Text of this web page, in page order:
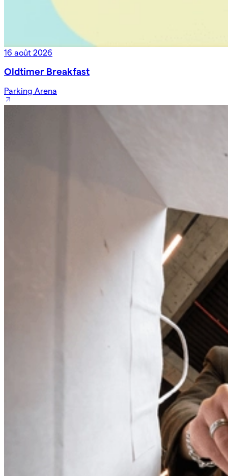
16 août 2026
Oldtimer Breakfast
Parking Arena